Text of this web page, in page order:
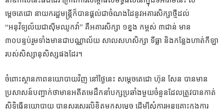
ម្តេចតេជោ នាយករដ្ឋមន្ត្រីក៏បានផ្តល់ជាចំណងដៃនូវអគារសិក្សាថ្មីដល់
“អនុវិទ្យល័យជាស៊ីមឈូកវ៉ា” គឺអគារសិក្សា ១ខ្នង កម្ពស់ ៣ជាន់ មាន
៣០បន្ទប់រួមទាំងមានជាបណ្ណាល័យ សាលសហសិក្សា ទីធ្លា និងកន្លែងហាត់កីឡា
របស់សិស្សានុសិស្សផងដែរ។
ចំពោះស្ថានភាពនយោបាយវិញ នៅថ្ងៃនេះ សម្តេចតេជោ ហ៊ុន សែន បានមាន
ប្រសាសន៍បញ្ជាក់ថាមានអតីតមេដឹកនាំបក្សប្រឆាំងមួយចំនួនដែលត្រូវបានកាត់
សិទ្ធិធ្វើនយោបាយ បានសរសេរលិខិតមកសម្តេច ដើម្បីសុំការអនុគ្រោះក្នុងការ